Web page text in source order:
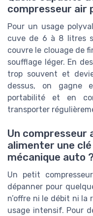
compresseur air
Pour un usage
cuve de 6 à 8 litres
couvre le clouage de
soufflage léger. En
trop souvent et
dessus, on gagne
portabilité et en
transporter
Un compresseur
alimenter une
mécanique auto ?
Un petit
dépanner pour
n’offre ni le débit ni la
usage intensif. Pour